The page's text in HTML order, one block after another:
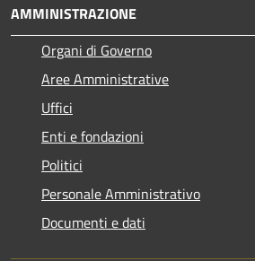
AMMINISTRAZIONE
Organi di Governo
Aree Amministrative
Uffici
Enti e fondazioni
Politici
Personale Amministrativo
Documenti e dati